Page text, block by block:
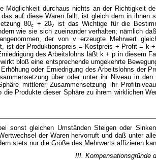
Möglichkeit durchaus nichts an der Richtigkeit
auf diese Waren fällt, ist gleich dem in ihnen
80c+ 20v
ist das Wichtige für die
wie sie sich zueinander verhalten; nämlich
der von v erzeugte Mehrwert
ist der Produktionspreis = Kostpreis + Profit = k
des Arbeitslohns läßt k + p in diesem
bloß eine entsprechende umgekehrte
oder Erniedrigung des Arbeitslohns der
über oder unter ihr Niveau in
mittlerer Zusammensetzung ihr
Produkte dieser Sphäre zu ihrem wirklichen
sonst gleichen Umständen Steigen oder
der Waren hervorruft und daß unter
stets nur die Größe des Mehrwerts affizieren
III. Kompensationsgründe